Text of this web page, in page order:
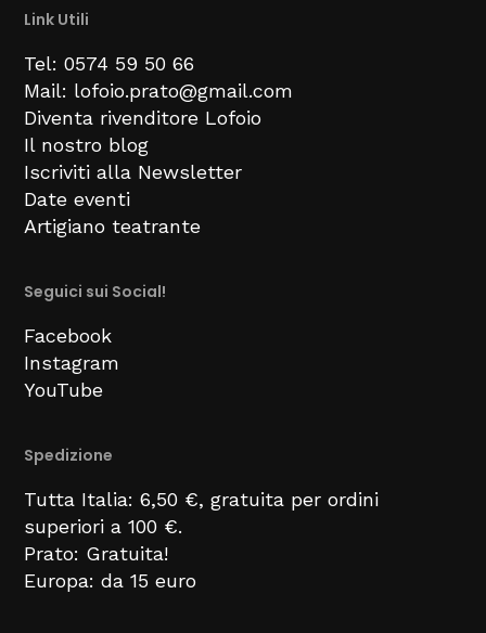
Link Utili
Tel: 0574 59 50 66
Mail: lofoio.prato@gmail.com
Diventa rivenditore Lofoio
Il nostro blog
Iscriviti alla Newsletter
Date eventi
Artigiano teatrante
Seguici sui Social!
Facebook
Instagram
YouTube
Spedizione
Tutta Italia: 6,50 €, gratuita per ordini
superiori a 100 €.
Prato: Gratuita!
Europa: da 15 euro